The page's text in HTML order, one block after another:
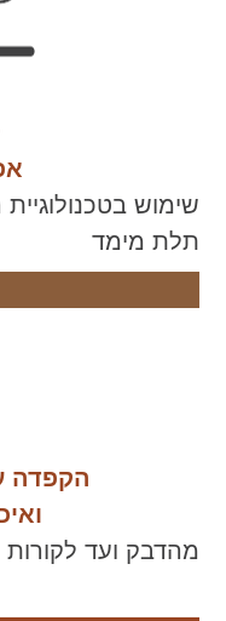
שימוש
תלת מימד
הקפדה
מהדבק ועד